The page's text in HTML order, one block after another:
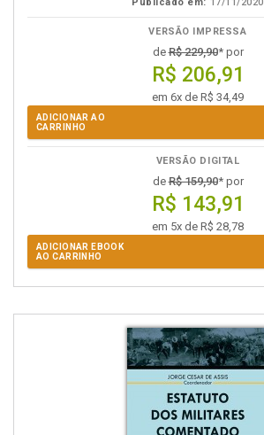
VERSÃO IMPRESSA
deR$ 229,90* por
R$ 206,91
em 6x de R$ 34,49
ADICIONAR AO
CARRINHO
VERSÃO DIGITAL
deR$ 159,90* por
R$ 143,91
em 5x de R$ 28,78
ADICIONAR EBOOK
AO CARRINHO